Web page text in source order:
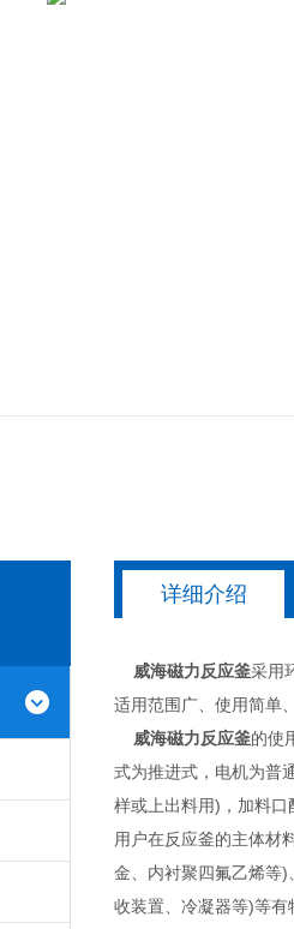
详细介绍
威海磁力反应釜采用
适用范围广、使用简单
威海磁力反应釜的使
式为推进式，电机为普
样或上出料用)，加料
用户在反应釜的主体材
金、内衬聚四氟乙烯等
收装置、冷凝器等)等